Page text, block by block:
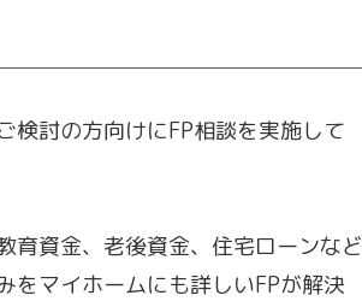
検討の方向けにFP相談を実施して
育資金、老後資金、住宅ローンなど
をマイホームにも詳しいFPが解決